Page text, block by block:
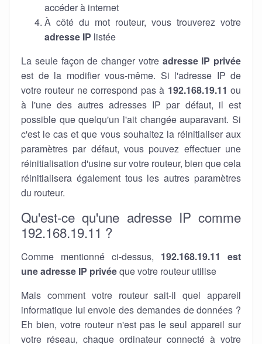
accéder à internet
À côté du mot routeur, vous trouverez votre
adresse IP listée
La seule façon de changer votre adresse IP privée
est de la modifier vous-même. Si l'adresse IP de
votre routeur ne correspond pas à 192.168.19.11 ou
à l'une des autres adresses IP par défaut, il est
possible que quelqu'un l'ait changée auparavant. Si
c'est le cas et que vous souhaitez la réinitialiser aux
paramètres par défaut, vous pouvez effectuer une
réinitialisation d'usine sur votre routeur, bien que cela
réinitialisera également tous les autres paramètres
du routeur.
Qu'est-ce qu'une adresse IP comme
192.168.19.11 ?
Comme mentionné ci-dessus, 192.168.19.11 est
une adresse IP privéeque votre routeur utilise
Mais comment votre routeur sait-il quel appareil
informatique lui envoie des demandes de données ?
Eh bien, votre routeur n'est pas le seul appareil sur
votre réseau, chaque ordinateur connecté à votre